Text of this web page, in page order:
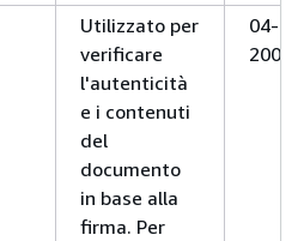
Utilizzato per
verificare
l'autenticità
e i contenuti
del
documento
in base alla
firma. Per
04-
2009